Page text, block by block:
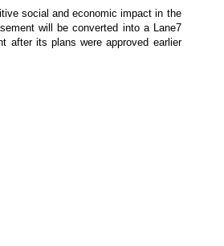
social and economic impact in the
will be converted into a Lane7
after its plans were approved earlier